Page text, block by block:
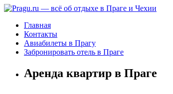
Главная
Контакты
Авиабилеты в Прагу
Забронировать отель в Праге
Аренда квартир в Праге